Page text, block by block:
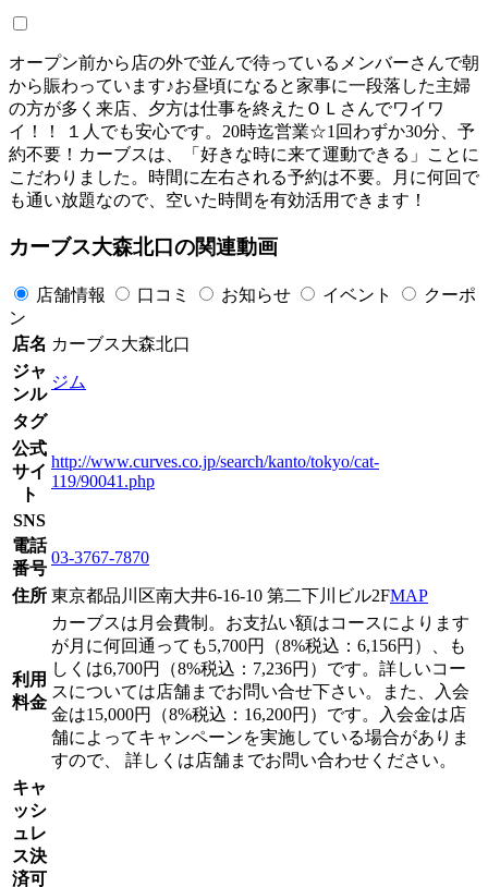
オープン前から店の外で並んで待っているメンバーさんで朝
から賑わっています♪お昼頃になると家事に一段落した主婦
の方が多く来店、夕方は仕事を終えたＯＬさんでワイワ
イ！！ １人でも安心です。20時迄営業☆1回わずか30分、予
約不要！カーブスは、「好きな時に来て運動できる」ことに
こだわりました。時間に左右される予約は不要。月に何回で
も通い放題なので、空いた時間を有効活用できます！
カーブス大森北口の関連動画
店舗情報 口コミ お知らせ イベント
クーポ
ン
店名 カーブス大森北口
ジャ
ンル
ジム
タグ
公式
サイ
ト
http://www.curves.co.jp/search/kanto/tokyo/cat-
119/90041.php
SNS
電話
番号
03-3767-7870
住所 東京都品川区南大井6-16-10 第二下川ビル2FMAP
利用
料金
カーブスは月会費制。お支払い額はコースによります
が月に何回通っても5,700円（8%税込：6,156円）、も
しくは6,700円（8%税込：7,236円）です。詳しいコー
スについては店舗までお問い合せ下さい。また、入会
金は15,000円（8%税込：16,200円）です。入会金は店
舗によってキャンペーンを実施している場合がありま
すので、 詳しくは店舗までお問い合わせください。
キャ
ッシ
ュレ
ス決
済可